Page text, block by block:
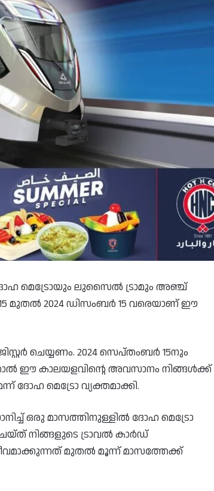
ദോഹ മെട്രോയും ലുസൈൽ ട്രാമും അഞ്ച്
മുതൽ 2024 ഡിസംബർ 15 വരെയാണ് ഈ
ചെയ്യണം. 2024 സെപ്‌തംബർ 15നും
ഈ കാലയളവിൻ്റെ അവസാനം നിങ്ങൾക്ക്
ദോഹ മെട്രോ വ്യക്തമാക്കി.
ഒരു മാസത്തിനുള്ളിൽ ദോഹ മെട്രോ
ചെയ്‌ത് നിങ്ങളുടെ ട്രാവൽ കാർഡ്
മുതൽ മൂന്ന് മാസത്തേക്ക്